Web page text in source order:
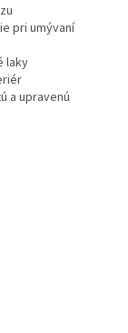
pri umývaní
laky
a upravenú